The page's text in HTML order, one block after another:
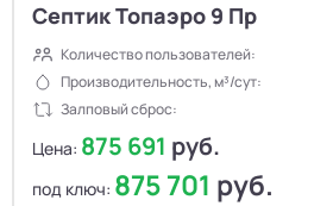
Септик Топаэро 9 Пр
Количество пользователей:
Производительность, м³/сут:
Залповый сброс:
Цена: 875 691 руб.
под ключ: 875 701 руб.